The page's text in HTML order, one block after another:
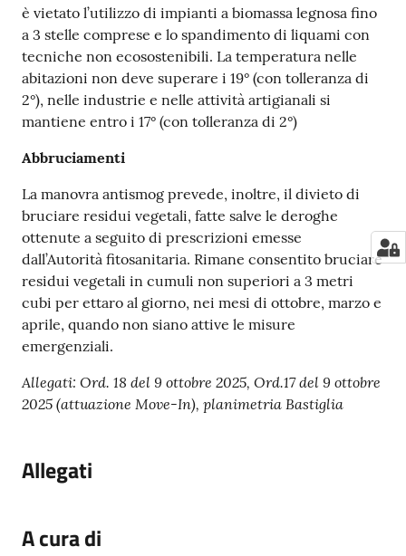
è vietato l’utilizzo di impianti a biomassa legnosa fino
a 3 stelle comprese e lo spandimento di liquami con
tecniche non ecosostenibili. La temperatura nelle
abitazioni non deve superare i 19° (con tolleranza di
2°), nelle industrie e nelle attività artigianali si
mantiene entro i 17° (con tolleranza di 2°)
Abbruciamenti
La manovra antismog prevede, inoltre, il divieto di
bruciare residui vegetali, fatte salve le deroghe
ottenute a seguito di prescrizioni emesse
dall’Autorità fitosanitaria. Rimane consentito bruciare
residui vegetali in cumuli non superiori a 3 metri
cubi per ettaro al giorno, nei mesi di ottobre, marzo e
aprile, quando non siano attive le misure
emergenziali.
Allegati: Ord. 18 del 9 ottobre 2025, Ord.17 del 9 ottobre
2025 (attuazione Move-In), planimetria Bastiglia
Allegati
A cura di